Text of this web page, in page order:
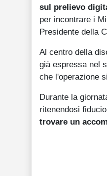
sul prelievo
per incontrare i
Presidente della
Al centro della
già espressa nel
che l'operazione
Durante la
ritenendosi
trovare un